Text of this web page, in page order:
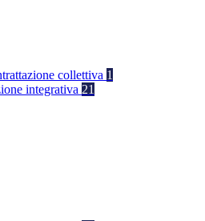
collettiva 1
integrativa 21